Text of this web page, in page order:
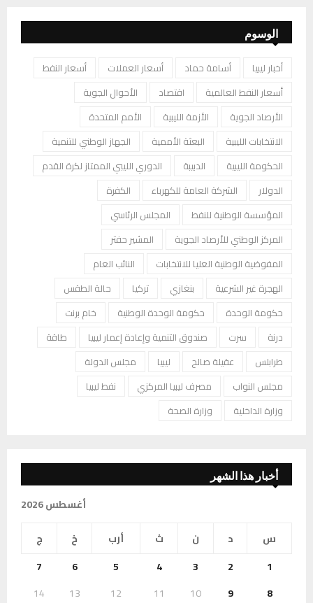
الوسوم
أخبار ليبيا أسامة حماد أسعار العملات
أسعار النفط
أسعار النفط العالمية
اقتصاد
الأحوال الجوية
الأرصاد الجوية
الأزمة الليبية
الأمم المتحدة
الانتخابات الليبية
البعثة الأممية
الجهاز الوطني للتنمية
الحكومة الليبية
الدبيبة
الدوري الليبي الممتاز لكرة القدم
الدولار
الشركة العامة للكهرباء
الكفرة
المؤسسة الوطنية للنفط
المجلس الرئاسي
المركز الوطني للأرصاد الجوية
المشير حفتر
المفوضية الوطنية العليا للانتخابات
النائب العام
الهجرة غير الشرعية
بنغازي تركيا
حالة الطقس
حكومة الوحدة
حكومة الوحدة الوطنية
خام برنت
درنة
سرت صندوق التنمية وإعادة إعمار ليبيا
طاقة
طرابلس
عقيلة صالح ليبيا
مجلس الدولة
مجلس النواب
مصرف ليبيا المركزي
نفط ليبيا
وزارة الداخلية
وزارة الصحة
أخبار هذا الشهر
أغسطس 2026
س
د ن ث أرب خ
ج
1
2
3
4
5
6
7
8
9
10
11
12
13
14